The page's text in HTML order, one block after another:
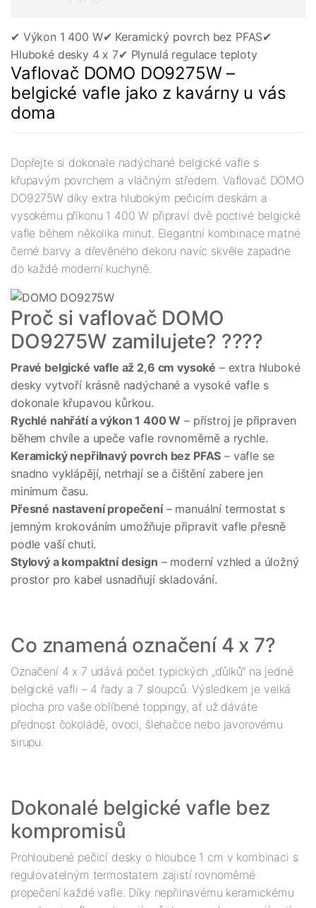
✔︎ Výkon 1 400 W✔︎ Keramický povrch bez PFAS✔︎
Hluboké desky 4 x 7✔︎ Plynulá regulace teploty
Vaflovač DOMO DO9275W –
belgické vafle jako z kavárny u vás
doma
Dopřejte si dokonale nadýchané belgické vafle s
křupavým povrchem a vláčným středem. Vaflovač DOMO
DO9275W díky extra hlubokým pečicím deskám a
vysokému příkonu 1 400 W připraví dvě poctivé belgické
vafle během několika minut. Elegantní kombinace matné
černé barvy a dřevěného dekoru navíc skvěle zapadne
do každé moderní kuchyně.
Proč si vaflovač DOMO
DO9275W zamilujete? ????
Pravé belgické vafle až 2,6 cm vysoké – extra hluboké
desky vytvoří krásně nadýchané a vysoké vafle s
dokonale křupavou kůrkou.
Rychlé nahřátí a výkon 1 400 W – přístroj je připraven
během chvíle a upeče vafle rovnoměrně a rychle.
Keramický nepřilnavý povrch bez PFAS – vafle se
snadno vyklápějí, netrhají se a čištění zabere jen
minimum času.
Přesné nastavení propečení– manuální termostat s
jemným krokováním umožňuje připravit vafle přesně
podle vaší chuti.
Stylový a kompaktní design – moderní vzhled a úložný
prostor pro kabel usnadňují skladování.
Co znamená označení 4 x 7?
Označení 4 x 7 udává počet typických „ďůlků“ na jedné
belgické vafli – 4 řady a 7 sloupců. Výsledkem je velká
plocha pro vaše oblíbené toppingy, ať už dáváte
přednost čokoládě, ovoci, šlehačce nebo javorovému
sirupu.
Dokonalé belgické vafle bez
kompromisů
Prohloubené pečicí desky o hloubce 1 cm v kombinaci s
regulovatelným termostatem zajistí rovnoměrné
propečení každé vafle. Díky nepřilnavému keramickému